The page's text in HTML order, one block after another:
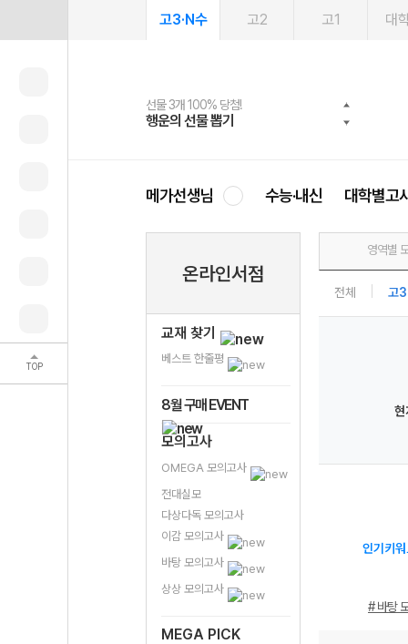
TOP
고3·N수 고2 고1 대
선물 3개 100% 당첨!
행운의 선물 뽑기
선물 100% 증정!
메가스터디 X 올리브
여름방학 스터디 캐시백
메가런 썸머스쿨
2027 러셀 단과
강사 공개선발
스마트러닝앱
설문 EVENT
메가패스
3일 무료 체험권
메가패스 수강생 무료혜택!
메가클럽 멤버십
사회공헌 캠페인
희망이룸 메가나눔
메가선생님 수능·내신 대학별고
온라인서점
교재 찾기
베스트 한줄평
8월 구매 EVENT
모의고사
OMEGA 모의고사
전대실모
다상다독 모의고사
이감 모의고사
바탕 모의고사
상상 모의고사
MEGA PICK
영역별
전체 고
현
인기키
# 바탕